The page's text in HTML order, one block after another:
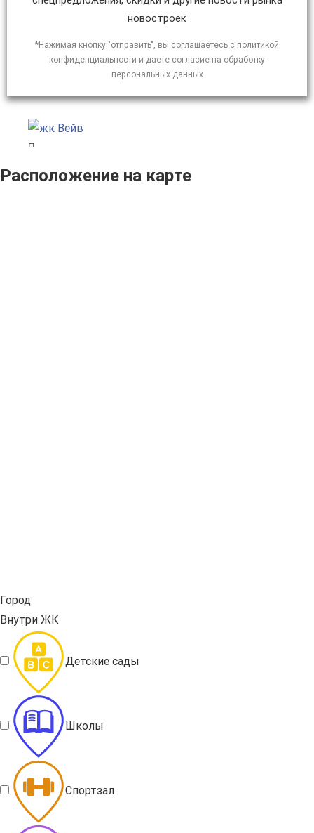
новостроек
*Нажимая кнопку "отправить", вы соглашаетесь с политикой
конфиденциальности и даете согласие на обработку
персональных данных
Расположение на карте
Город
Внутри ЖК
Детские сады
Школы
Спортзал